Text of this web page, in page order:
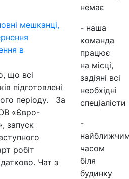
мешканці,
в
що всі
підготовлені
періоду. За
«Євро-
запуск
робіт
Чат з
немає
- наша
команда
працює
на місці,
задіяні всі
необхідні
спеціалісти
-
часом
біля
будинку